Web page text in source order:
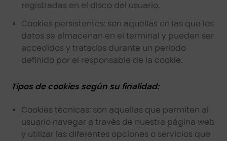
registradas en el disco del usuario.
Cookies persistentes: son aquellas en las que los
datos se almacenan en el terminal y pueden ser
accedidos y tratados durante un periodo
definido por el responsable de la cookie.
Tipos de cookies según su finalidad:
Cookies técnicas: son aquellas que permiten al
usuario navegar a través de nuestra página web
y utilizar las diferentes opciones o servicios que